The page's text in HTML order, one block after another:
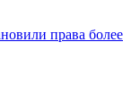
права более